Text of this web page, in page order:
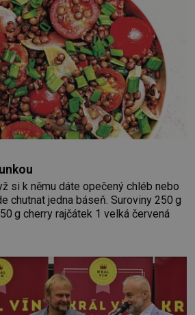
si k němu dáte opečený chléb nebo
jedna báseň. Suroviny 250 g
g cherry rajčátek 1 velká červená